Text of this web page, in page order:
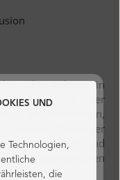
die Anlaute in
Entwicklung der
ein Meilenstein,
lernen. Die Kinder
den Anlaut und
mit dem gleichen
und
Technologien,
die